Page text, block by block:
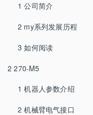
1 公司简介
2 my系列发展历程
3 如何阅读
2 270-M5
1 机器人参数介绍
2 机械臂电气接口